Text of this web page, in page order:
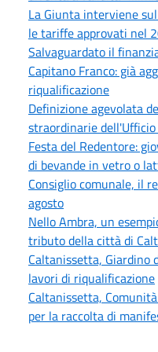
La Giunta interviene
le tariffe approvati nel
Salvaguardato il
Capitano Franco: già
riqualificazione
Definizione agevolata
straordinarie
Festa del Redentore:
di bevande in vetro o
Consiglio comunale, il
agosto
Nello Ambra, un
tributo della città di
Caltanissetta, Giardino
lavori di riqualificazione
Caltanissetta,
per la raccolta di